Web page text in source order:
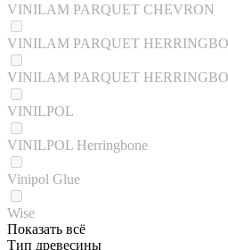
VINILAM PARQUET CHEVRON
VINILAM PARQUET
VINILAM PARQUET
VINILPOL
VINILPOL Herringbone
Vinipol Glue
Wise
Показать всё
Тип древесины